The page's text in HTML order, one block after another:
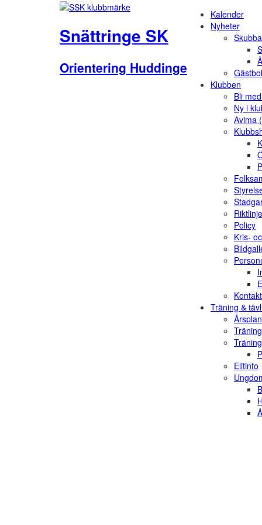
Snättringe SK
Orientering Huddinge
Kalender
Nyheter
Klubben
Bli
Ny i
Avima
Policy
Kris-
Kontakt
Träning &
Årsplan
Elitinfo